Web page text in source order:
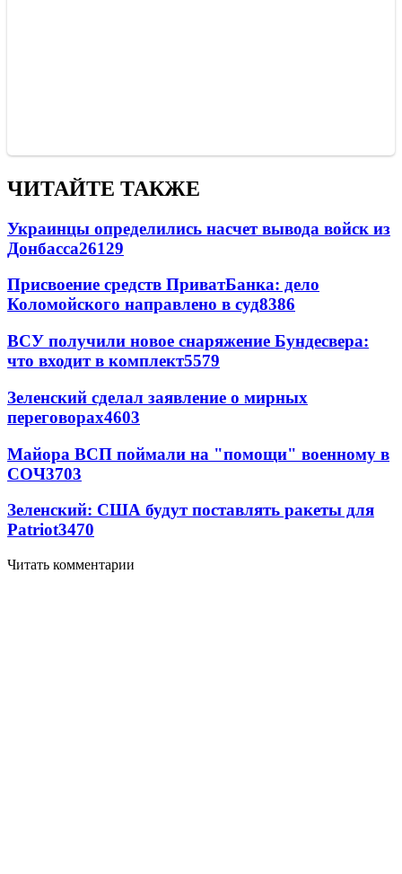
ЧИТАЙТЕ ТАКЖЕ
Украинцы определились насчет вывода войск из
Донбасса26129
Присвоение средств ПриватБанка: дело
Коломойского направлено в суд8386
ВСУ получили новое снаряжение Бундесвера:
что входит в комплект5579
Зеленский сделал заявление о мирных
переговорах4603
Майора ВСП поймали на "помощи" военному в
СОЧ3703
Зеленский: США будут поставлять ракеты для
Patriot3470
Читать комментарии